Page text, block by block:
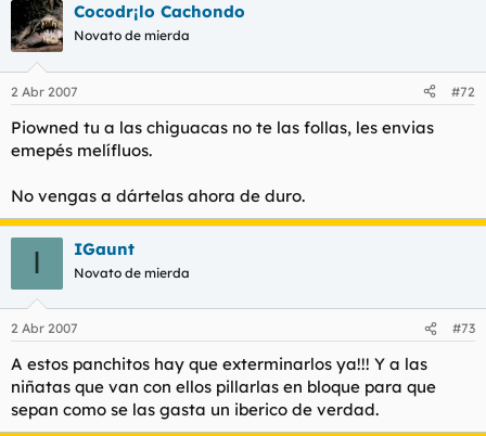
Cocodr¡lo Cachondo
Novato de mierda
2 Abr 2007 #72
Piowned tu a las chiguacas no te las follas, les envias
emepés melífluos.
No vengas a dártelas ahora de duro.
I IGaunt
Novato de mierda
2 Abr 2007 #73
A estos panchitos hay que exterminarlos ya!!! Y a las
niñatas que van con ellos pillarlas en bloque para que
sepan como se las gasta un iberico de verdad.